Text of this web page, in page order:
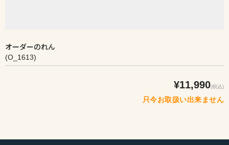
オーダーのれん
(O_1613)
¥11,990(税込)
只今お取扱い出来ません